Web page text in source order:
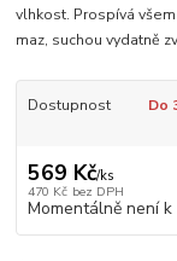
vlhkost. Prospívá
maz, suchou vydatně
Dostupnost Do
569 Kč/ks
470 Kč bez DPH
Momentálně není k